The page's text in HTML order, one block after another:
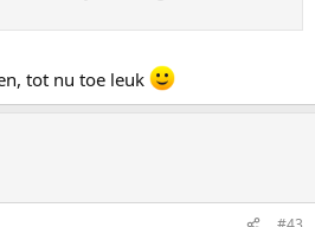
tot nu toe leuk